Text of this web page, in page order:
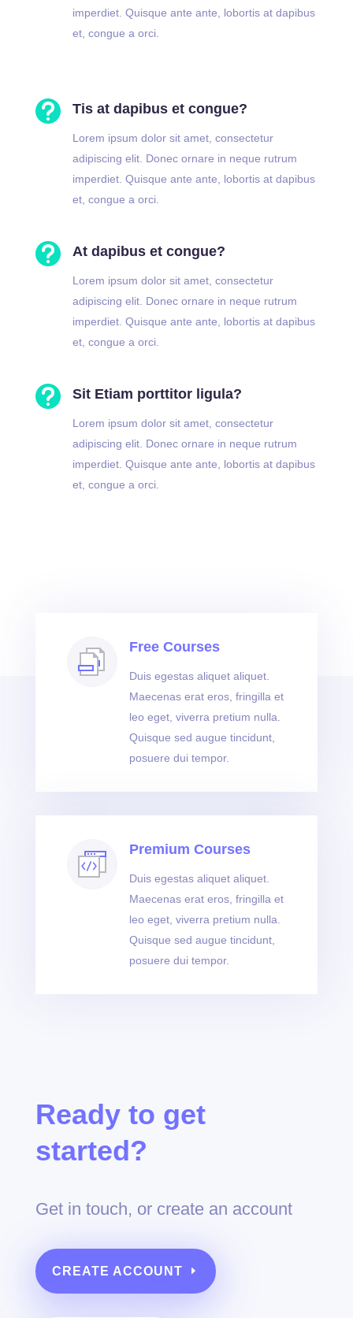
imperdiet. Quisque ante ante, lobortis at dapibus
et, congue a orci.
 Tis at dapibus et congue?
Lorem ipsum dolor sit amet, consectetur
adipiscing elit. Donec ornare in neque rutrum
imperdiet. Quisque ante ante, lobortis at dapibus
et, congue a orci.
 At dapibus et congue?
Lorem ipsum dolor sit amet, consectetur
adipiscing elit. Donec ornare in neque rutrum
imperdiet. Quisque ante ante, lobortis at dapibus
et, congue a orci.
 Sit Etiam porttitor ligula?
Lorem ipsum dolor sit amet, consectetur
adipiscing elit. Donec ornare in neque rutrum
imperdiet. Quisque ante ante, lobortis at dapibus
et, congue a orci.
Free Courses
Duis egestas aliquet aliquet.
Maecenas erat eros, fringilla et
leo eget, viverra pretium nulla.
Quisque sed augue tincidunt,
posuere dui tempor.
Premium Courses
Duis egestas aliquet aliquet.
Maecenas erat eros, fringilla et
leo eget, viverra pretium nulla.
Quisque sed augue tincidunt,
posuere dui tempor.
Ready to get
started?
Get in touch, or create an account
CREATE ACCOUNT